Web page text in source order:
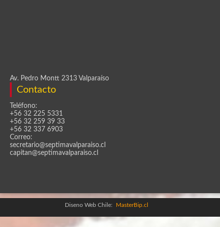
Av. Pedro Montt 2313 Valparaíso
Contacto
Teléfono:
+56 32 225 5331
+56 32 259 39 33
+56 32 337 6903
Correo:
secretario@septimavalparaiso.cl
capitan@septimavalparaiso.cl
Diseno Web Chile: MasterBip.cl